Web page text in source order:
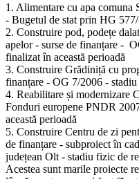
1. Alimentare cu apa comuna
- Bugetul de stat prin HG
2. Construire pod, podețe
apelor - surse de finanțare -
finalizat în această perioadă
3. Construire Grădiniță cu
finanțare - OG 7/2006 -
4. Reabilitare și modernizare
Fonduri europene PNDR
această perioadă
5. Construire Centru de zi
de finanțare - subproiect în
județean Olt - stadiu fizic de
Acestea sunt marile proiecte